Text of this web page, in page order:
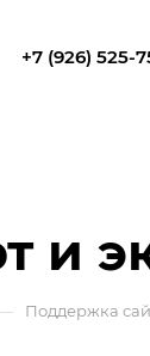
+7 (926) 525-
и
Поддержка